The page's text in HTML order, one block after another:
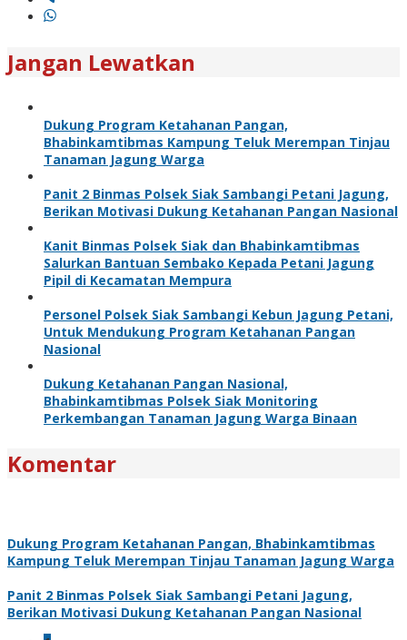
Jangan Lewatkan
Dukung Program Ketahanan Pangan,
Bhabinkamtibmas Kampung Teluk Merempan Tinjau
Tanaman Jagung Warga
Panit 2 Binmas Polsek Siak Sambangi Petani Jagung,
Berikan Motivasi Dukung Ketahanan Pangan Nasional
Kanit Binmas Polsek Siak dan Bhabinkamtibmas
Salurkan Bantuan Sembako Kepada Petani Jagung
Pipil di Kecamatan Mempura
Personel Polsek Siak Sambangi Kebun Jagung Petani,
Untuk Mendukung Program Ketahanan Pangan
Nasional
Dukung Ketahanan Pangan Nasional,
Bhabinkamtibmas Polsek Siak Monitoring
Perkembangan Tanaman Jagung Warga Binaan
Komentar
Dukung Program Ketahanan Pangan, Bhabinkamtibmas
Kampung Teluk Merempan Tinjau Tanaman Jagung Warga
Panit 2 Binmas Polsek Siak Sambangi Petani Jagung,
Berikan Motivasi Dukung Ketahanan Pangan Nasional